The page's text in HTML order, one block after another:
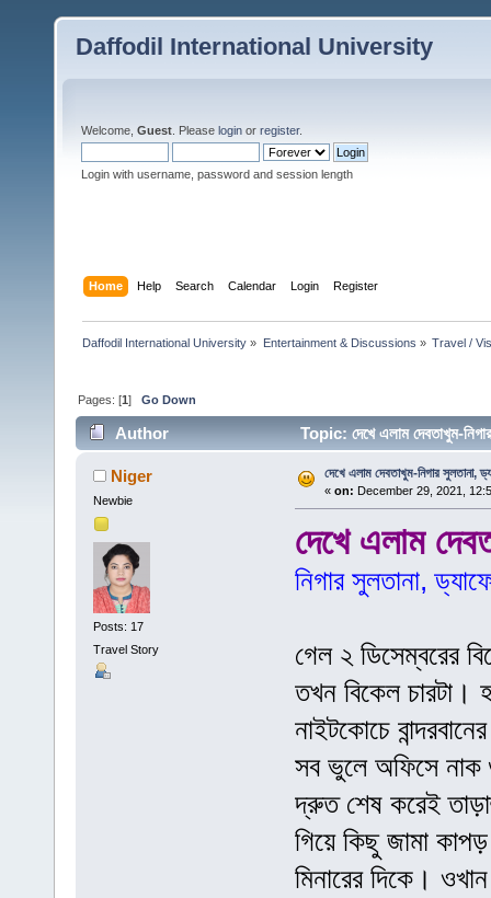
Daffodil International University
Welcome, Guest . Please login or register.
Login with username, password and session length
Home Help Search Calendar Login Register
Daffodil International University » Entertainment & Discussions » Travel /
Pages: [1]Go Down
Author Topic: দেখে এলাম দেবতাখুম-
Niger
Newbie
Posts: 17
Travel Story
দেখে এলাম দেবতাখুম-নিগার সুলতানা,
« on: December 29, 2021,
দেখে এলাম
নিগার সুলতানা,
গেল ২ ডিসেম্বরের
তখন বিকেল
নাইটকোচে
সব ভুলে অফিসে নাক
দ্রুত শেষ করেই
গিয়ে কিছু জামা
মিনারের দিকে।